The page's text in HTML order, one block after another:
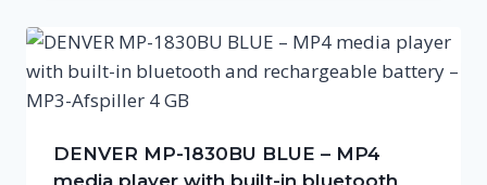
DENVER MP-1830BU BLUE – MP4
media player with built-in bluetooth